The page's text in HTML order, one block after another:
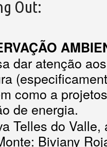
Out:
dar atenção
como a
de energia.
Telles do Valle,
Biviany